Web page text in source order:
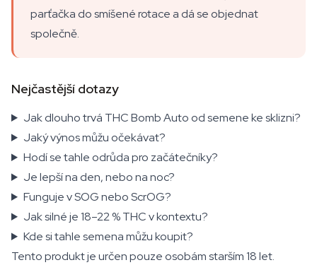
parťačka do smíšené rotace a dá se objednat
společně.
Nejčastější dotazy
Jak dlouho trvá THC Bomb Auto od semene ke sklizni?
Jaký výnos můžu očekávat?
Hodí se tahle odrůda pro začátečníky?
Je lepší na den, nebo na noc?
Funguje v SOG nebo ScrOG?
Jak silné je 18–22 % THC v kontextu?
Kde si tahle semena můžu koupit?
Tento produkt je určen pouze osobám starším 18 let.